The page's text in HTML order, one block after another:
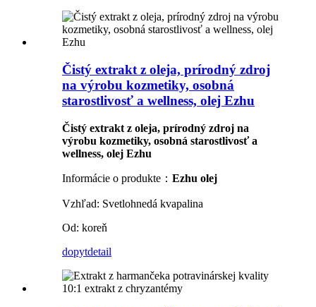
Čistý extrakt z oleja, prírodný zdroj
na výrobu kozmetiky, osobná
starostlivosť a wellness, olej Ezhu
Čistý extrakt z oleja, prírodný zdroj na
výrobu kozmetiky, osobná starostlivosť a
wellness, olej Ezhu
Informácie o produkte： Ezhu olej
Vzhľad: Svetlohnedá kvapalina
Od: koreň
dopytdetail